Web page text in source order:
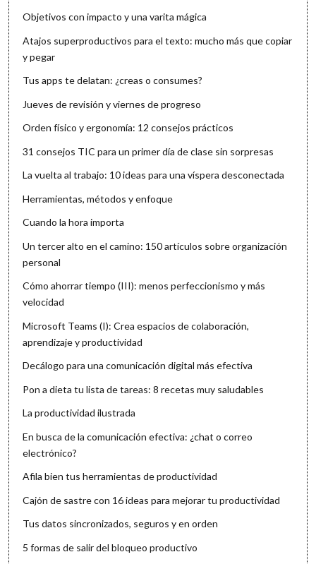
Objetivos con impacto y una varita mágica
Atajos superproductivos para el texto: mucho más que copiar
y pegar
Tus apps te delatan: ¿creas o consumes?
Jueves de revisión y viernes de progreso
Orden físico y ergonomía: 12 consejos prácticos
31 consejos TIC para un primer día de clase sin sorpresas
La vuelta al trabajo: 10 ideas para una víspera desconectada
Herramientas, métodos y enfoque
Cuando la hora importa
Un tercer alto en el camino: 150 artículos sobre organización
personal
Cómo ahorrar tiempo (III): menos perfeccionismo y más
velocidad
Microsoft Teams (I): Crea espacios de colaboración,
aprendizaje y productividad
Decálogo para una comunicación digital más efectiva
Pon a dieta tu lista de tareas: 8 recetas muy saludables
La productividad ilustrada
En busca de la comunicación efectiva: ¿chat o correo
electrónico?
Afila bien tus herramientas de productividad
Cajón de sastre con 16 ideas para mejorar tu productividad
Tus datos sincronizados, seguros y en orden
5 formas de salir del bloqueo productivo